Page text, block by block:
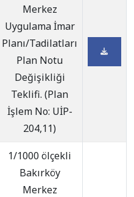
Merkez
Uygulama İmar
Planı/Tadilatları
Plan Notu
Değişikliği
Teklifi. (Plan
İşlem No: UİP-
204,11)
1/1000 ölçekli
Bakırköy
Merkez